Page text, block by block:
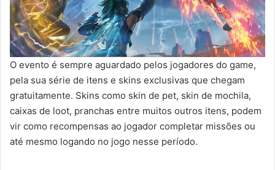
O evento é sempre aguardado pelos jogadores do game,
pela sua série de itens e skins exclusivas que chegam
gratuitamente. Skins como skin de pet, skin de mochila,
caixas de loot, pranchas entre muitos outros itens, podem
vir como recompensas ao jogador completar missões ou
até mesmo logando no jogo nesse período.